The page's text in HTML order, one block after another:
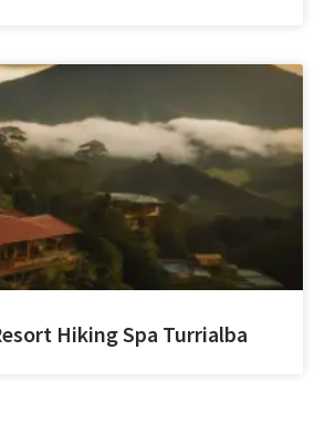
Hiking Spa Turrialba